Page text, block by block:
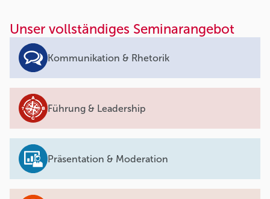
Unser vollständiges Seminarangebot
Kommunikation & Rhetorik
Führung & Leadership
Präsentation & Moderation